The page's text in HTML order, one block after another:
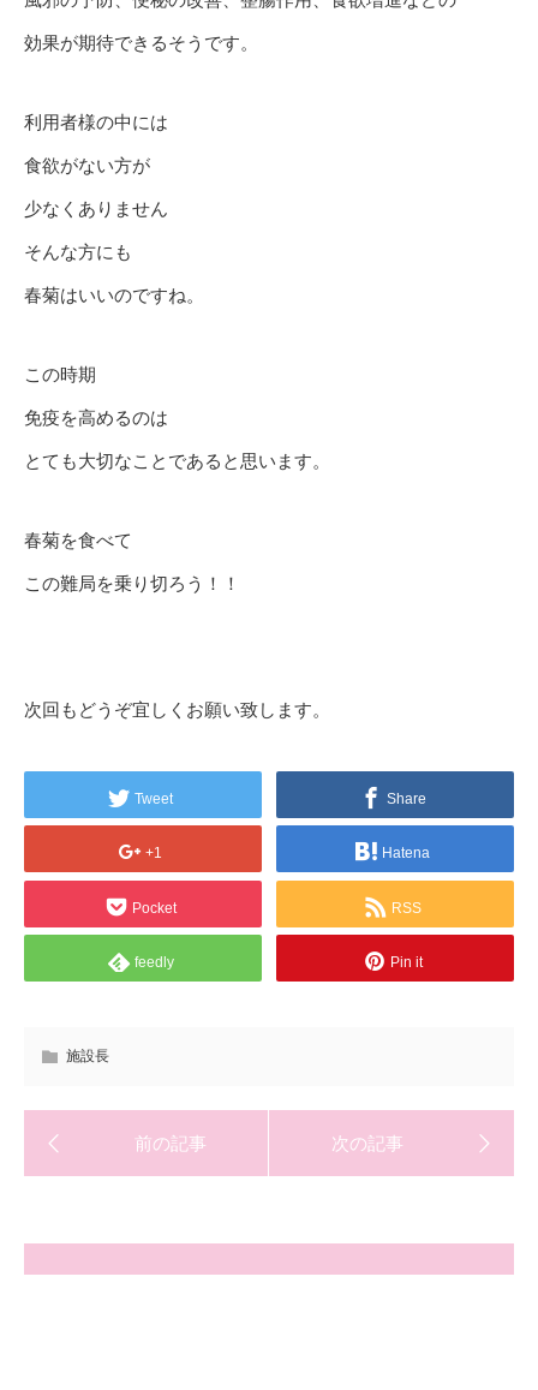
効果が期待できるそうです。
利用者様の中には
食欲がない方が
少なくありません
そんな方にも
春菊はいいのですね。
この時期
免疫を高めるのは
とても大切なことであると思います。
春菊を食べて
この難局を乗り切ろう！！
次回もどうぞ宜しくお願い致します。
Tweet Share
+1 Hatena
Pocket RSS
feedly Pin it
施設長